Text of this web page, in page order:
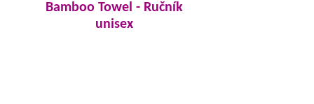
Bamboo Towel - Ručník
unisex